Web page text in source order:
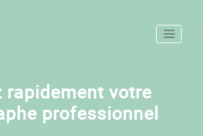
rapidement votre
professionnel